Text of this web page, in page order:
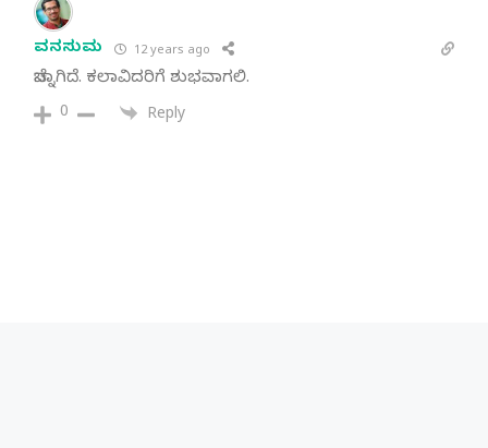
ವನಸುಮ 12 years ago
ಚೆನ್ನಾಗಿದೆ. ಕಲಾವಿದರಿಗೆ ಶುಭವಾಗಲಿ.
0 Reply